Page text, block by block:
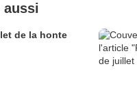
aussi
de la honte